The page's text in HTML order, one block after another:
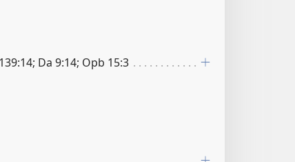
Da 9:14; Opb 15:3